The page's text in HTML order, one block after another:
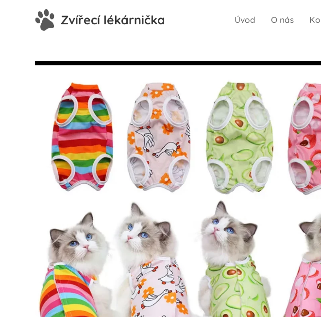
Zvířecí lékárnička Úvod O nás